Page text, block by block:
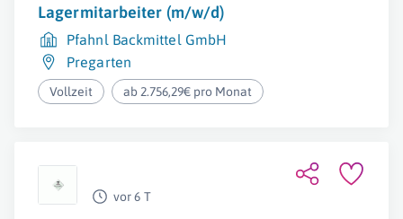
Lagermitarbeiter (m/w/d)
Pfahnl Backmittel GmbH
Pregarten
Vollzeit ab 2.756,29€ pro Monat
vor 6 T